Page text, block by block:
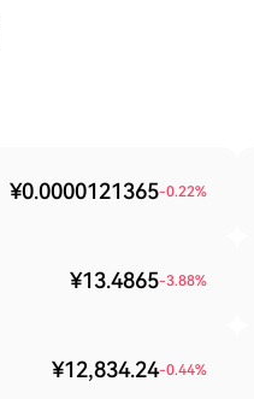
¥0.0000121365-0.22%
¥13.4865-3.88%
¥12,834.24-0.44%